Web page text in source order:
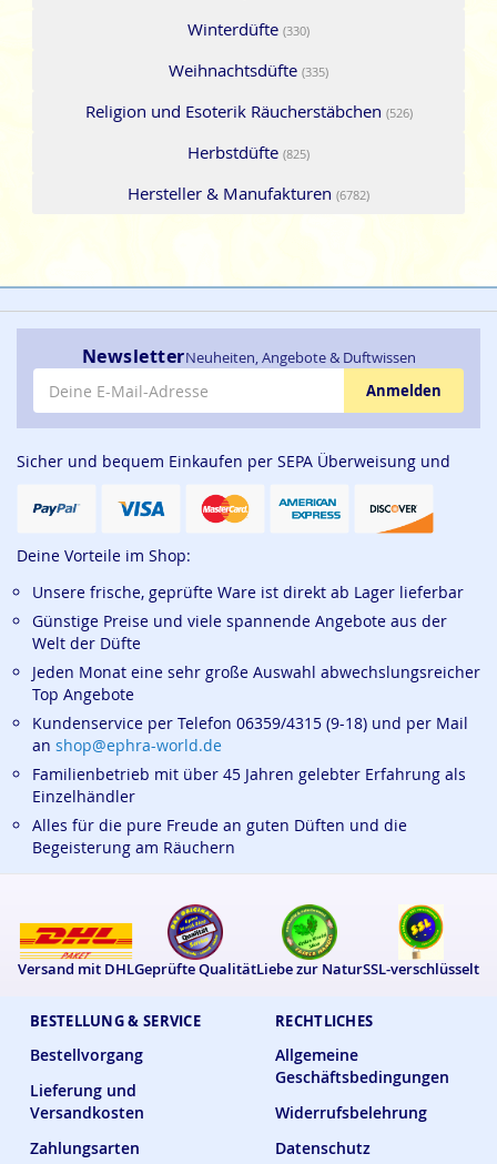
Winterdüfte (330)
Weihnachtsdüfte (335)
Religion und Esoterik Räucherstäbchen (526)
Herbstdüfte (825)
Hersteller & Manufakturen (6782)
BESTELLUNG & SERVICE
Bestellvorgang
Lieferung und
Versandkosten
Zahlungsarten
RECHTLICHES
Allgemeine
Geschäftsbedingungen
Widerrufsbelehrung
Datenschutz
NewsletterNeuheiten, Angebote & Duftwissen
E-Mail-Adresse
Anmelden
Sicher und bequem Einkaufen per SEPA Überweisung und
Deine Vorteile im Shop:
Unsere frische, geprüfte Ware ist direkt ab Lager lieferbar
Günstige Preise und viele spannende Angebote aus der
Welt der Düfte
Jeden Monat eine sehr große Auswahl abwechslungsreicher
Top Angebote
Kundenservice per Telefon 06359/4315 (9-18) und per Mail
an shop@ephra-world.de
Familienbetrieb mit über 45 Jahren gelebter Erfahrung als
Einzelhändler
Alles für die pure Freude an guten Düften und die
Begeisterung am Räuchern
Versand mit DHLGeprüfte QualitätLiebe zur NaturSSL-verschlüsselt